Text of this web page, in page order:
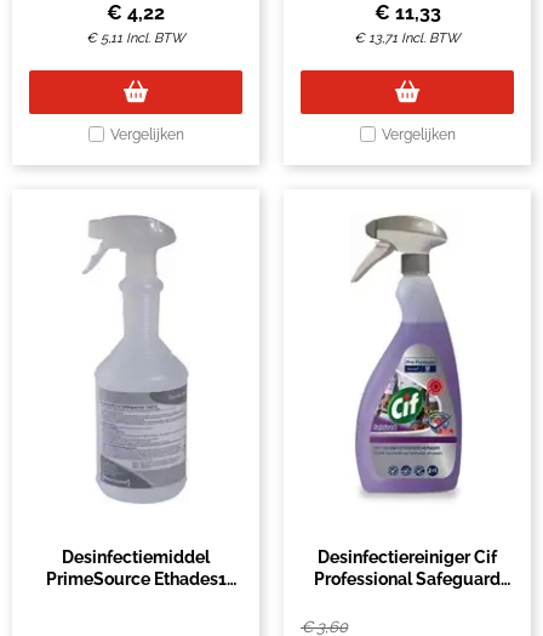
€ 4,22
€ 5,11 Incl. BTW
Vergelijken
€ 11,33
€13,71 Incl. BTW
Vergelijken
Desinfectiemiddel
PrimeSource Ethades1
Desinfectiereiniger Cif
Professional Safeguard
€3,60